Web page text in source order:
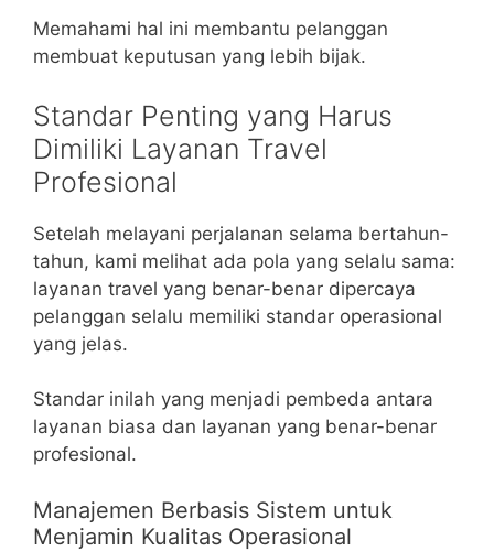
Memahami hal ini membantu pelanggan
membuat keputusan yang lebih bijak.
Standar Penting yang Harus
Dimiliki Layanan Travel
Profesional
Setelah melayani perjalanan selama bertahun-
tahun, kami melihat ada pola yang selalu sama:
layanan travel yang benar-benar dipercaya
pelanggan selalu memiliki standar operasional
yang jelas.
Standar inilah yang menjadi pembeda antara
layanan biasa dan layanan yang benar-benar
profesional.
Manajemen Berbasis Sistem untuk
Menjamin Kualitas Operasional